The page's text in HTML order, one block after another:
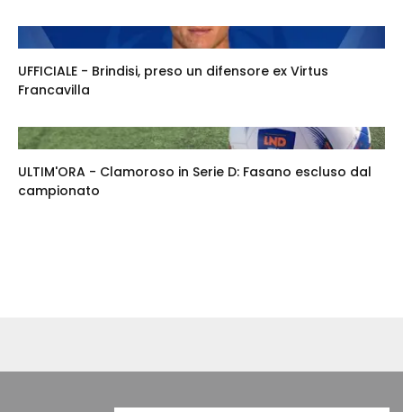
UFFICIALE - Brindisi, preso un difensore ex Virtus
Francavilla
ULTIM'ORA - Clamoroso in Serie D: Fasano escluso dal
campionato